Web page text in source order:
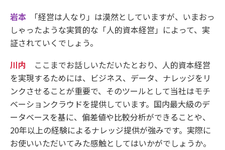
岩本 「経営は人なり」は漠然としていますが、いまおっ
しゃったような実質的な「人的資本経営」によって、実
証されていくでしょう。
川内 ここまでお話しいただいたとおり、人的資本経営
を実現するためには、ビジネス、データ、ナレッジをリ
ンクさせることが重要で、そのツールとして当社はモチ
ベーションクラウドを提供しています。国内最大級のデ
ータベースを基に、偏差値や比較分析ができることや、
20年以上の経験によるナレッジ提供が強みです。実際に
お使いいただいてみた感触としてはいかがでしょうか。